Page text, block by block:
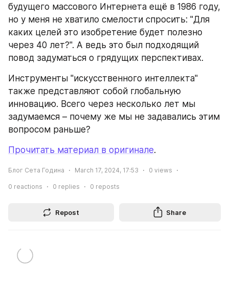
будущего массового Интернета ещё в 1986 году,
но у меня не хватило смелости спросить: "Для
каких целей это изобретение будет полезно
через 40 лет?". А ведь это был подходящий
повод задуматься о грядущих перспективах.
Инструменты "искусственного интеллекта"
также представляют собой глобальную
инновацию. Всего через несколько лет мы
задумаемся – почему же мы не задавались этим
вопросом раньше?
Прочитать материал в оригинале.
Блог Сета Година March 17, 2024, 17:53 0 views
0 reactions 0 replies 0 reposts
Repost Share